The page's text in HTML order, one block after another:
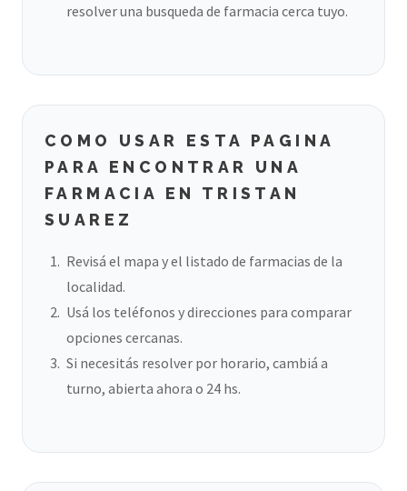
resolver una busqueda de farmacia cerca tuyo.
COMO USAR ESTA PAGINA
PARA ENCONTRAR UNA
FARMACIA EN TRISTAN
SUAREZ
Revisá el mapa y el listado de farmacias de la
localidad.
Usá los teléfonos y direcciones para comparar
opciones cercanas.
Si necesitás resolver por horario, cambiá a
turno, abierta ahora o 24 hs.